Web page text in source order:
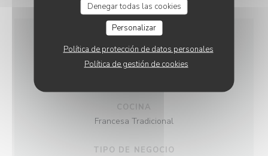
Denegar todas las cookies
Personalizar
Política de protección de datos personales
Política de gestión de cookies
INFORMACIÓN
GENERAL
COCINA
Francesa Tradicional
TIPO DE NEGOCIO